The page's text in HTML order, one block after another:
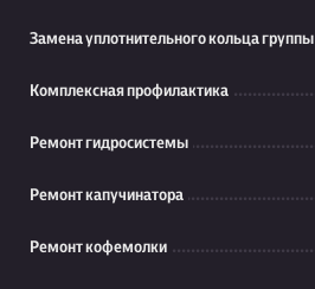
Замена уплотнительного кольца группы
Комплексная профилактика
Ремонт гидросистемы
Ремонт капучинатора
Ремонт кофемолки